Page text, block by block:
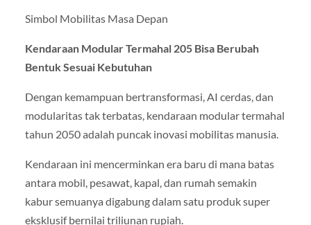
Simbol Mobilitas Masa Depan
Kendaraan Modular Termahal 205 Bisa Berubah
Bentuk Sesuai Kebutuhan
Dengan kemampuan bertransformasi, AI cerdas, dan
modularitas tak terbatas, kendaraan modular termahal
tahun 2050 adalah puncak inovasi mobilitas manusia.
Kendaraan ini mencerminkan era baru di mana batas
antara mobil, pesawat, kapal, dan rumah semakin
kabur semuanya digabung dalam satu produk super
eksklusif bernilai triliunan rupiah.